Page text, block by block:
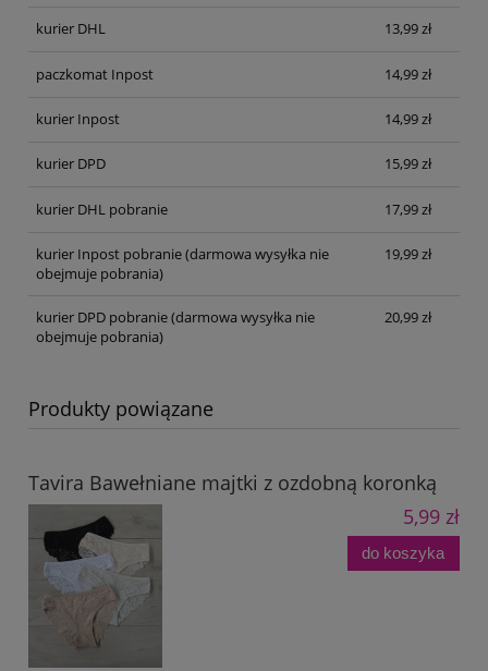
kurier DHL 13,99 zł
paczkomat Inpost 14,99 zł
kurier Inpost 14,99 zł
kurier DPD 15,99 zł
kurier DHL pobranie 17,99 zł
kurier Inpost pobranie(darmowa wysyłka nie
obejmuje pobrania)
19,99 zł
kurier DPD pobranie(darmowa wysyłka nie
obejmuje pobrania)
20,99 zł
Produkty powiązane
Tavira Bawełniane majtki z ozdobną koronką
5,99 zł
do koszyka